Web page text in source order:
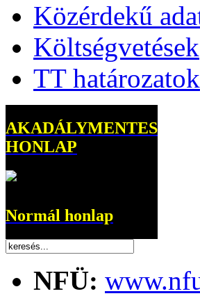
Közérdekű
Költségvetések
TT határozatok
AKADÁLYMENTES
HONLAP
Normál honlap
NFÜ: